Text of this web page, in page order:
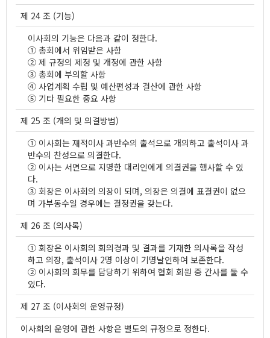
제 24 조 (기능)
이사회의 기능은 다음과 같이 정한다.
① 총회에서 위임받은 사항
② 제 규정의 제정 및 개정에 관한 사항
③ 총회에 부의할 사항
④ 사업계획 수립 및 예산편성과 결산에 관한 사항
⑤ 기타 필요한 중요 사항
제 25 조 (개의 및 의결방법)
① 이사회는 재적이사 과반수의 출석으로 개의하고 출석이사 과
반수의 찬성으로 의결한다.
② 이사는 서면으로 지명한 대리인에게 의결권을 행사할 수 있
다.
③ 회장은 이사회의 의장이 되며, 의장은 의결에 표결권이 없으
며 가부동수일 경우에는 결정권을 갖는다.
제 26 조 (의사록)
① 회장은 이사회의 회의경과 및 결과를 기재한 의사록을 작성
하고 의장, 출석이사 2명 이상이 기명날인하여 보존한다.
② 이사회의 회무를 담당하기 위하여 협회 회원 중 간사를 둘 수
있다.
제 27 조 (이사회의 운영규정)
이사회의 운영에 관한 사항은 별도의 규정으로 정한다.